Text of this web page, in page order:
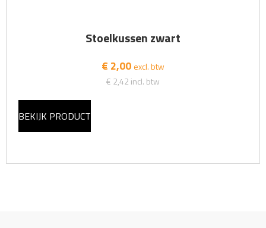
Stoelkussen zwart
€ 2,00 excl. btw
€ 2,42 incl. btw
BEKIJK PRODUCT